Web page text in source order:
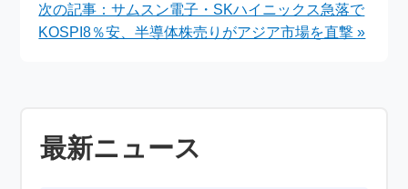
次の記事：サムスン電子・SKハイニックス急落で
KOSPI8％安、半導体株売りがアジア市場を直撃 »
最新ニュース